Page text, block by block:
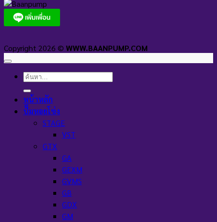
Copyright 2026 © WWW.BAANPUMP.COM
ค้นหา:
หน้าหลัก
ปั๊มหอยโข่ง
STAGE
VST
GTX
GA
GEXM
GVMS
GB
GDX
GM